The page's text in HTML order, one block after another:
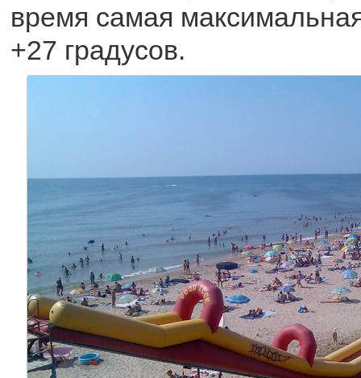
время самая
+27 градусов.